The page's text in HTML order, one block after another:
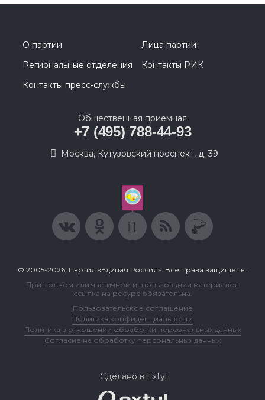
О партии
Лица партии
Региональные отделения
Контакты РИК
Контакты пресс-службы
Общественная приемная
+7 (495) 788-44-93
Москва, Кутузовский проспект, д. 39
© 2005-2026, Партия «Единая Россия». Все права защищены.
При полном или частичном использовании материалов
ссылка на ресурс обязательна.
Пользовательское соглашение
Политика конфиденциальности
Политика в отношении обработки персональных данных
Согласие на обработку персональных данных
Сделано в Extyl